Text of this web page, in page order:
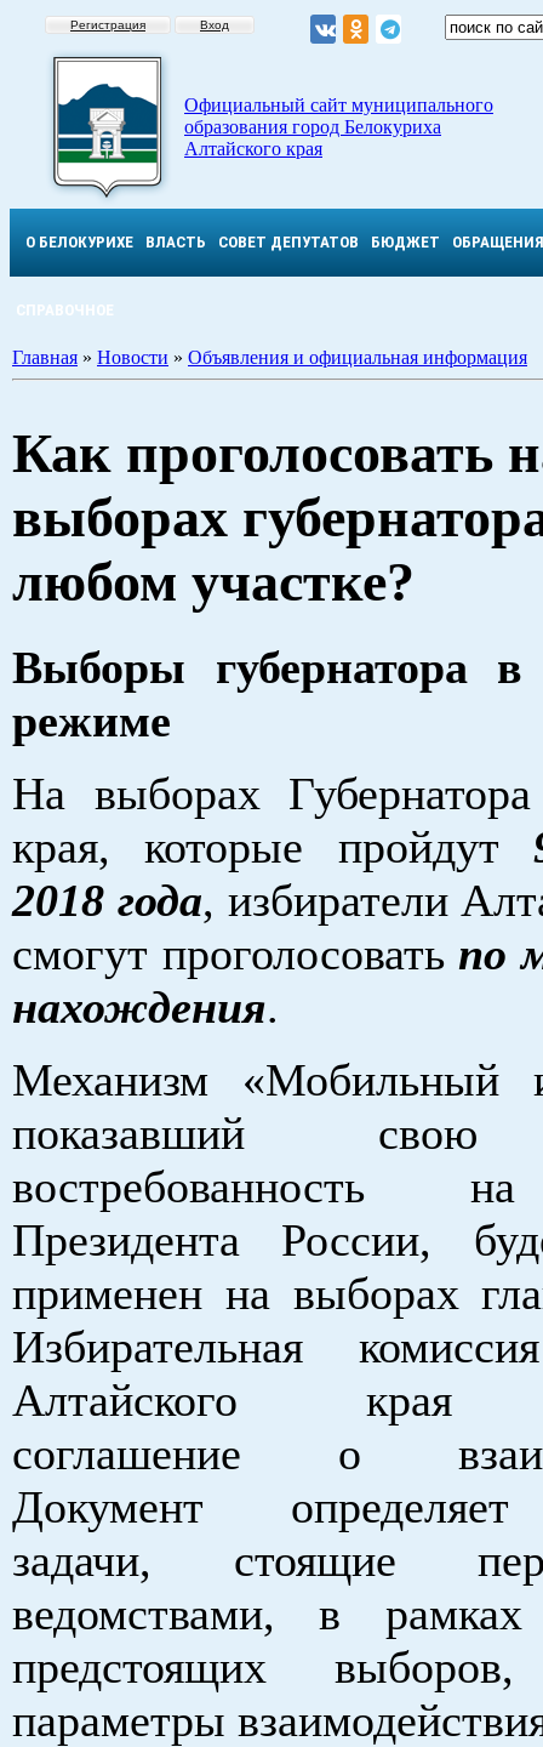
Регистрация Вход
Официальный сайт муниципального
образования город Белокуриха
Алтайского края
О БЕЛОКУРИХЕ ВЛАСТЬ СОВЕТ ДЕПУТАТОВ БЮДЖЕТ ОБРАЩЕНИЯ
СПРАВОЧНОЕ
Главная » Новости » Объявления и официальная информация
Как проголосовать
выборах
любом участке?
Выборы губернатора
режиме
На выборах
края, которые пройдут
2018 года, избиратели
смогут проголосовать по
нахождения.
Механизм «Мобильный
показавший свою
востребованность
Президента России,
применен на выборах
Избирательная
Алтайского края
соглашение о
Документ
задачи, стоящие
ведомствами, в рамках
предстоящих
параметры